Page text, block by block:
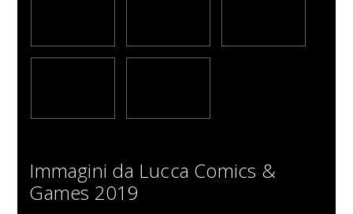
Immagini da Lucca Comics &
Games 2019